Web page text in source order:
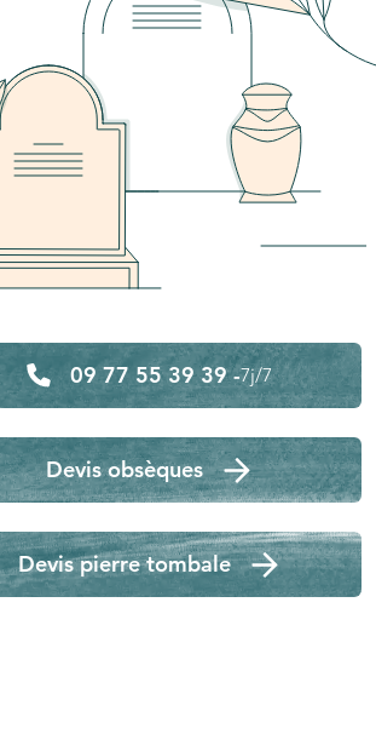
09 77 55 39 39 -7j/7
Devis obsèques
Devis pierre tombale